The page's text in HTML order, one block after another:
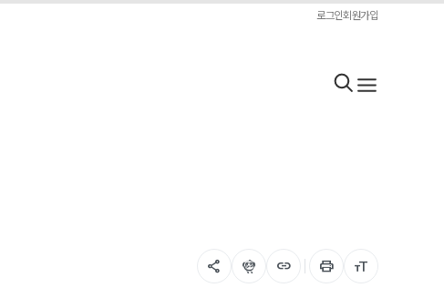
로그인회원가입
share flutter_dash link print format_size